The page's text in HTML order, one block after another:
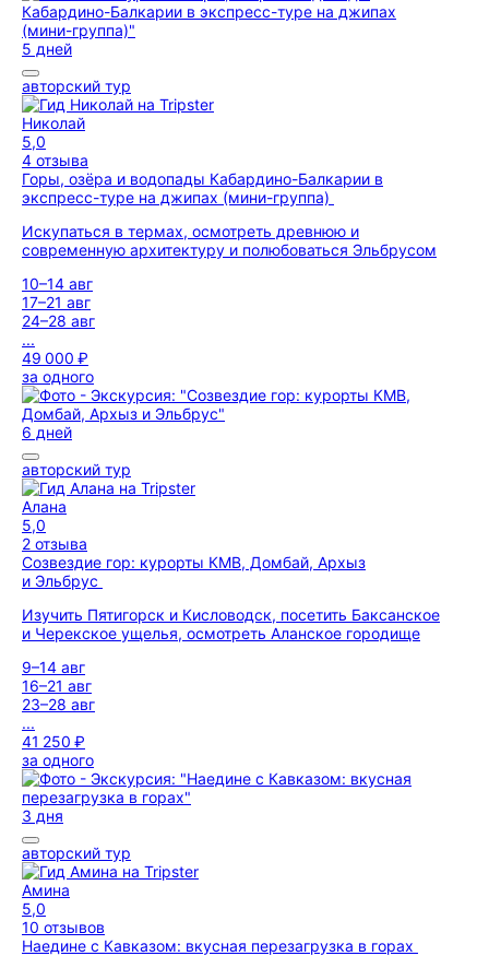
5 дней
авторский тур
Николай
5,0
4 отзыва
Горы, озёра и водопады Кабардино-Балкарии в
экспресс-туре на джипах (мини-группа)
Искупаться в термах, осмотреть древнюю и
современную архитектуру и полюбоваться Эльбрусом
10–14 авг
17–21 авг
24–28 авг
...
49 000 ₽
за одного
6 дней
авторский тур
Алана
5,0
2 отзыва
Созвездие гор: курорты КМВ, Домбай, Архыз
и Эльбрус
Изучить Пятигорск и Кисловодск, посетить Баксанское
и Черекское ущелья, осмотреть Аланское городище
9–14 авг
16–21 авг
23–28 авг
...
41 250 ₽
за одного
3 дня
авторский тур
Амина
5,0
10 отзывов
Наедине с Кавказом: вкусная перезагрузка в горах